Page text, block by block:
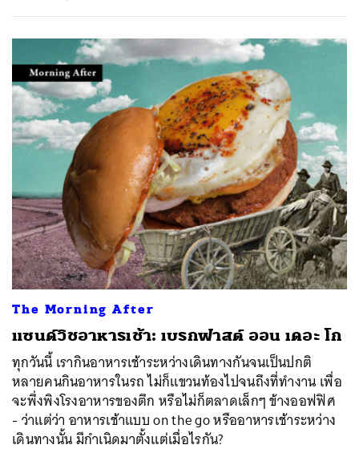
The Morning After
แซนด์วิชอาหารเช้า: เบรกฟาสต์ ออน เดอะ โก
ทุกวันนี้ เรากินอาหารเช้าระหว่างเดินทางกันจนเป็นปกติ
หลายคนกินอาหารในรถ ไม่ก็แขวนท้องไปจนถึงที่ทำงาน เพื่อ
จะพึ่งพิงโรงอาหารของตึก หรือไม่ก็ตลาดเล็กๆ ข้างออฟฟิศ
- ว่าแต่ว่า อาหารเช้าแบบ on the go หรืออาหารเช้าระหว่าง
เดินทางนั้น มีกำเนิดมาตั้งแต่เมื่อไรกัน?